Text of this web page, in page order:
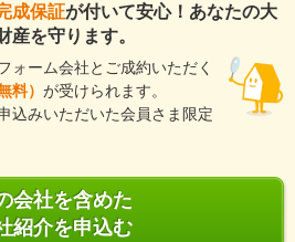
成保証が付いて安心！あなたの大
産を守ります。
ォーム会社とご成約いただく
料） が受けられます。
込みいただいた会員さま限定
会社を含めた
紹介を申込む